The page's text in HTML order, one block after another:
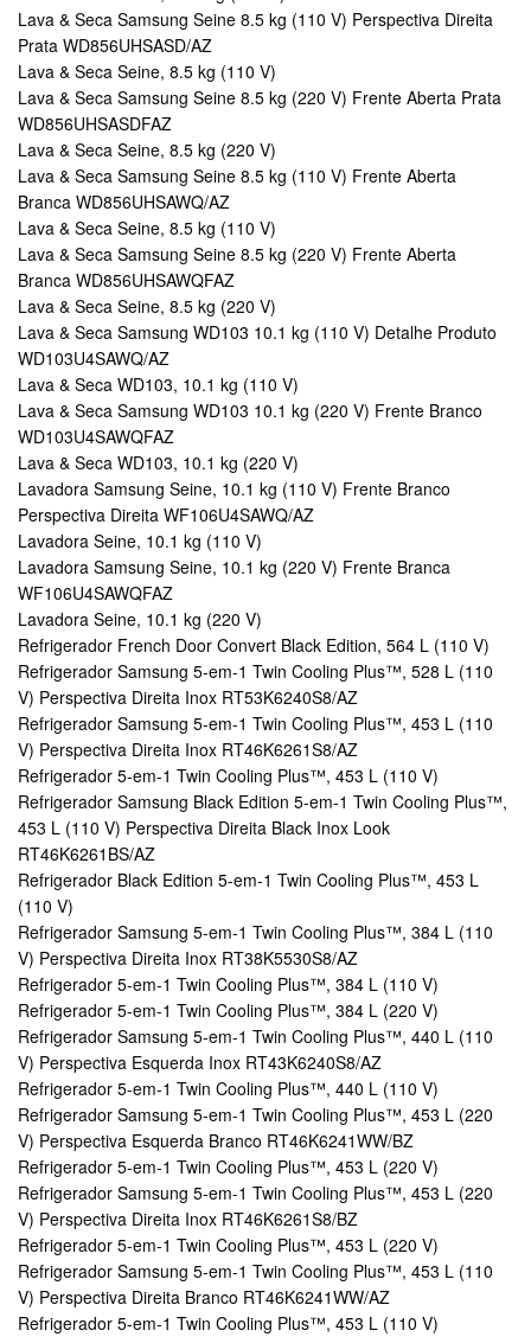
Lava & Seca Samsung Seine 8.5 kg (110 V) Perspectiva Direita
Prata WD856UHSASD/AZ
Lava & Seca Seine, 8.5 kg (110 V)
Lava & Seca Samsung Seine 8.5 kg (220 V) Frente Aberta Prata
WD856UHSASDFAZ
Lava & Seca Seine, 8.5 kg (220 V)
Lava & Seca Samsung Seine 8.5 kg (110 V) Frente Aberta
Branca WD856UHSAWQ/AZ
Lava & Seca Seine, 8.5 kg (110 V)
Lava & Seca Samsung Seine 8.5 kg (220 V) Frente Aberta
Branca WD856UHSAWQFAZ
Lava & Seca Seine, 8.5 kg (220 V)
Lava & Seca Samsung WD103 10.1 kg (110 V) Detalhe Produto
WD103U4SAWQ/AZ
Lava & Seca WD103, 10.1 kg (110 V)
Lava & Seca Samsung WD103 10.1 kg (220 V) Frente Branco
WD103U4SAWQFAZ
Lava & Seca WD103, 10.1 kg (220 V)
Lavadora Samsung Seine, 10.1 kg (110 V) Frente Branco
Perspectiva Direita WF106U4SAWQ/AZ
Lavadora Seine, 10.1 kg (110 V)
Lavadora Samsung Seine, 10.1 kg (220 V) Frente Branca
WF106U4SAWQFAZ
Lavadora Seine, 10.1 kg (220 V)
Refrigerador French Door Convert Black Edition, 564 L (110 V)
Refrigerador Samsung 5-em-1 Twin Cooling Plus™, 528 L (110
V) Perspectiva Direita Inox RT53K6240S8/AZ
Refrigerador Samsung 5-em-1 Twin Cooling Plus™, 453 L (110
V) Perspectiva Direita Inox RT46K6261S8/AZ
Refrigerador 5-em-1 Twin Cooling Plus™, 453 L (110 V)
Refrigerador Samsung Black Edition 5-em-1 Twin Cooling Plus™,
453 L (110 V) Perspectiva Direita Black Inox Look
RT46K6261BS/AZ
Refrigerador Black Edition 5-em-1 Twin Cooling Plus™, 453 L
(110 V)
Refrigerador Samsung 5-em-1 Twin Cooling Plus™, 384 L (110
V) Perspectiva Direita Inox RT38K5530S8/AZ
Refrigerador 5-em-1 Twin Cooling Plus™, 384 L (110 V)
Refrigerador 5-em-1 Twin Cooling Plus™, 384 L (220 V)
Refrigerador Samsung 5-em-1 Twin Cooling Plus™, 440 L (110
V) Perspectiva Esquerda Inox RT43K6240S8/AZ
Refrigerador 5-em-1 Twin Cooling Plus™, 440 L (110 V)
Refrigerador Samsung 5-em-1 Twin Cooling Plus™, 453 L (220
V) Perspectiva Esquerda Branco RT46K6241WW/BZ
Refrigerador 5-em-1 Twin Cooling Plus™, 453 L (220 V)
Refrigerador Samsung 5-em-1 Twin Cooling Plus™, 453 L (220
V) Perspectiva Direita Inox RT46K6261S8/BZ
Refrigerador 5-em-1 Twin Cooling Plus™, 453 L (220 V)
Refrigerador Samsung 5-em-1 Twin Cooling Plus™, 453 L (110
V) Perspectiva Direita Branco RT46K6241WW/AZ
Refrigerador 5-em-1 Twin Cooling Plus™, 453 L (110 V)